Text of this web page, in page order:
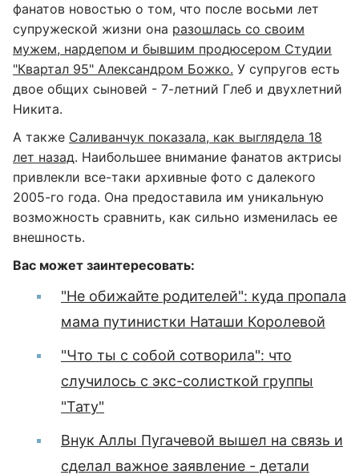
фанатов новостью о том, что после восьми лет
супружеской жизни она разошлась со своим
мужем, нардепом и бывшим продюсером Студии
"Квартал 95" Александром Божко. У супругов есть
двое общих сыновей - 7-летний Глеб и двухлетний
Никита.
А также Саливанчук показала, как выглядела 18
лет назад. Наибольшее внимание фанатов актрисы
привлекли все-таки архивные фото с далекого
2005-го года. Она предоставила им уникальную
возможность сравнить, как сильно изменилась ее
внешность.
Вас может заинтересовать:
"Не обижайте родителей": куда пропала
мама путинистки Наташи Королевой
"Что ты с собой сотворила": что
случилось с экс-солисткой группы
"Тату"
Внук Аллы Пугачевой вышел на связь и
сделал важное заявление - детали